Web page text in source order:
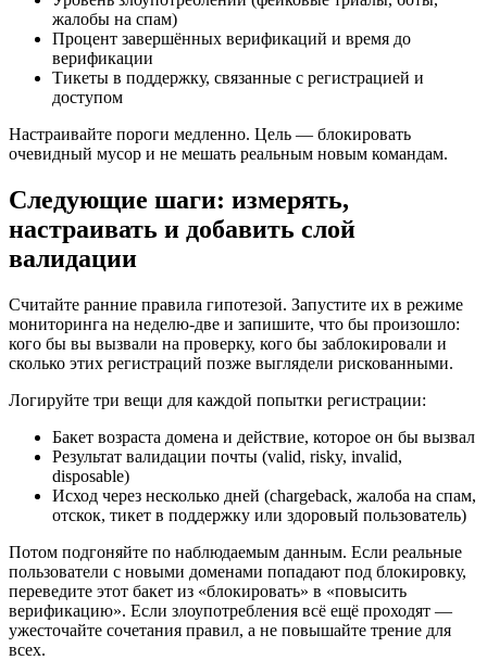
жалобы на спам)
Процент завершённых верификаций и время до
верификации
Тикеты в поддержку, связанные с регистрацией и
доступом
Настраивайте пороги медленно. Цель — блокировать
очевидный мусор и не мешать реальным новым командам.
Следующие шаги: измерять,
настраивать и добавить слой
валидации
Считайте ранние правила гипотезой. Запустите их в режиме
мониторинга на неделю‑две и запишите, что бы произошло:
кого бы вы вызвали на проверку, кого бы заблокировали и
сколько этих регистраций позже выглядели рискованными.
Логируйте три вещи для каждой попытки регистрации:
Бакет возраста домена и действие, которое он бы вызвал
Результат валидации почты (valid, risky, invalid,
disposable)
Исход через несколько дней (chargeback, жалоба на спам,
отскок, тикет в поддержку или здоровый пользователь)
Потом подгоняйте по наблюдаемым данным. Если реальные
пользователи с новыми доменами попадают под блокировку,
переведите этот бакет из «блокировать» в «повысить
верификацию». Если злоупотребления всё ещё проходят —
ужесточайте сочетания правил, а не повышайте трение для
всех.